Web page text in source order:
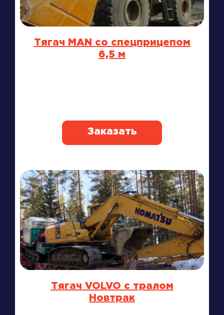
Тягач MAN со спецприцепом
6,5 м
Заказать
Тягач VOLVO с тралом
Новтрак